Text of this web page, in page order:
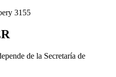
3155
de la Secretaría de